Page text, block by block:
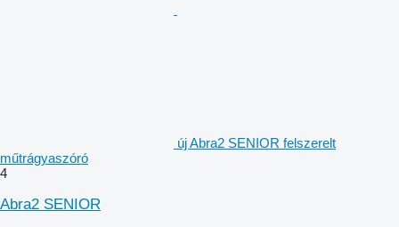
új Abra2 SENIOR felszerelt
műtrágyaszóró
4
Abra2 SENIOR